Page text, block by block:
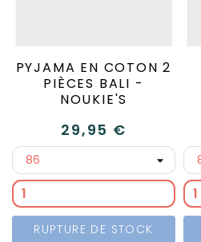
PYJAMA EN COTON 2
PIÈCES BALI -
NOUKIE'S
29,95 €
RUPTURE DE STOCK